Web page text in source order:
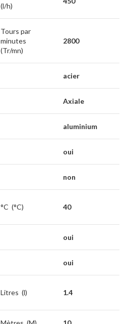
(l/h)
Tours par
minutes
(Tr/mn)
2800
acier
Axiale
aluminium
oui
non
°C (°C) 40
oui
oui
Litres (l) 1.4